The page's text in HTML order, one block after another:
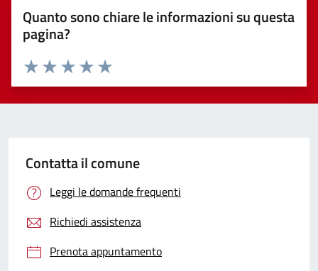
Quanto sono chiare le informazioni su questa
pagina?
Valuta 5 stelle su 5
Valuta 4 stelle su 5
Valuta 3 stelle su 5
Valuta 2 stelle su 5
Valuta 1 stelle su 5
Contatta il comune
Leggi le domande frequenti
Richiedi assistenza
Prenota appuntamento